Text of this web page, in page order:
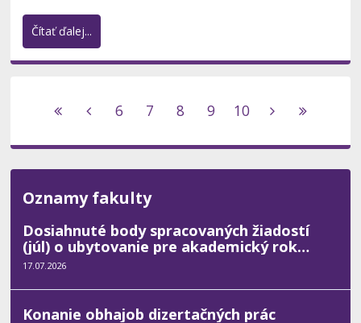
Čítať ďalej...
6 7 8 9 10
Oznamy fakulty
Dosiahnuté body spracovaných žiadostí
(júl) o ubytovanie pre akademický rok
2026/2027
17.07.2026
Konanie obhajob dizertačných prác